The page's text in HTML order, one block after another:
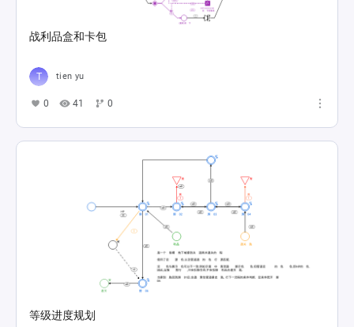
战利品盒和卡包
tien yu
0 41 0
等级进度规划